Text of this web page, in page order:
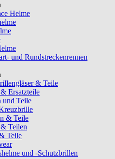
Helme
und Rundstreckenrennen
& Teile
Ersatzteile
und Teile
& Teile
Teilen
Teile
und -Schutzbrillen